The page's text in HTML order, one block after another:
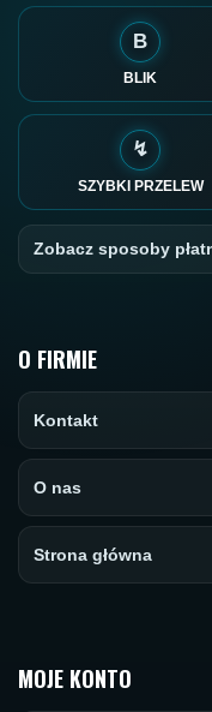
B
BLIK
↯
SZYBKI PRZELEW
Zobacz sposoby
O FIRMIE
Kontakt
O nas
Strona główna
MOJE KONTO